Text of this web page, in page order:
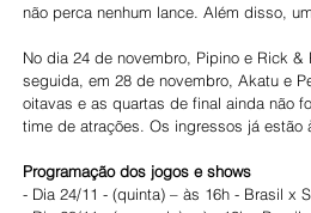
não perca nenhum lance. Além disso,
No dia 24 de novembro, Pipino e Rick
seguida, em 28 de novembro, Akatu e
oitavas e as quartas de final ainda não
time de atrações. Os ingressos já estão
Programação dos jogos e shows
- Dia 24/11 - (quinta) – às 16h - Brasil x